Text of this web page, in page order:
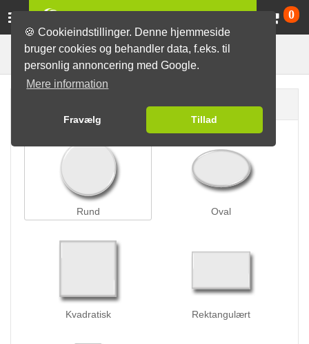
🍪 Cookieindstillinger. Denne hjemmeside
bruger cookies og behandler data, f.eks. til
personlig annoncering med Google.
Mere information
Fravælg Tillad
0
Badges Nålelås-badges
Rund Oval
Kvadratisk Rektangulært